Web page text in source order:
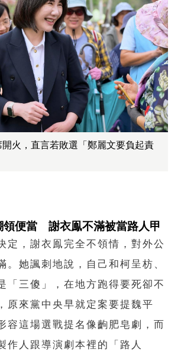
火，直言若敗選「鄭麗文要負起責
領便當 謝衣鳯不滿被當路人甲
定，謝衣鳯完全不領情，對外公
。她諷刺地說，自己和柯呈枋、
「三傻」，在地方跑得要死卻不
原來黨中央早就定案要提魏平
容這場選戰提名像齣肥皂劇，而
作人跟導演劇本裡的「路人